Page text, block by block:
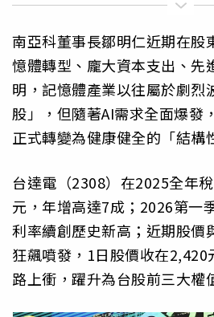
南亞科董事長鄒明仁近期在股
憶體轉型、龐大資本支出、先
明，記憶體產業以往屬於劇烈
股」，但隨著AI需求全面爆發
正式轉變為健康健全的「結構
台達電（2308）在2025全年
元，年增高達7成；2026第一
利率續創歷史新高；近期股價
狂飆噴發，1日股價收在2,420
路上衝，躍升為台股前三大權